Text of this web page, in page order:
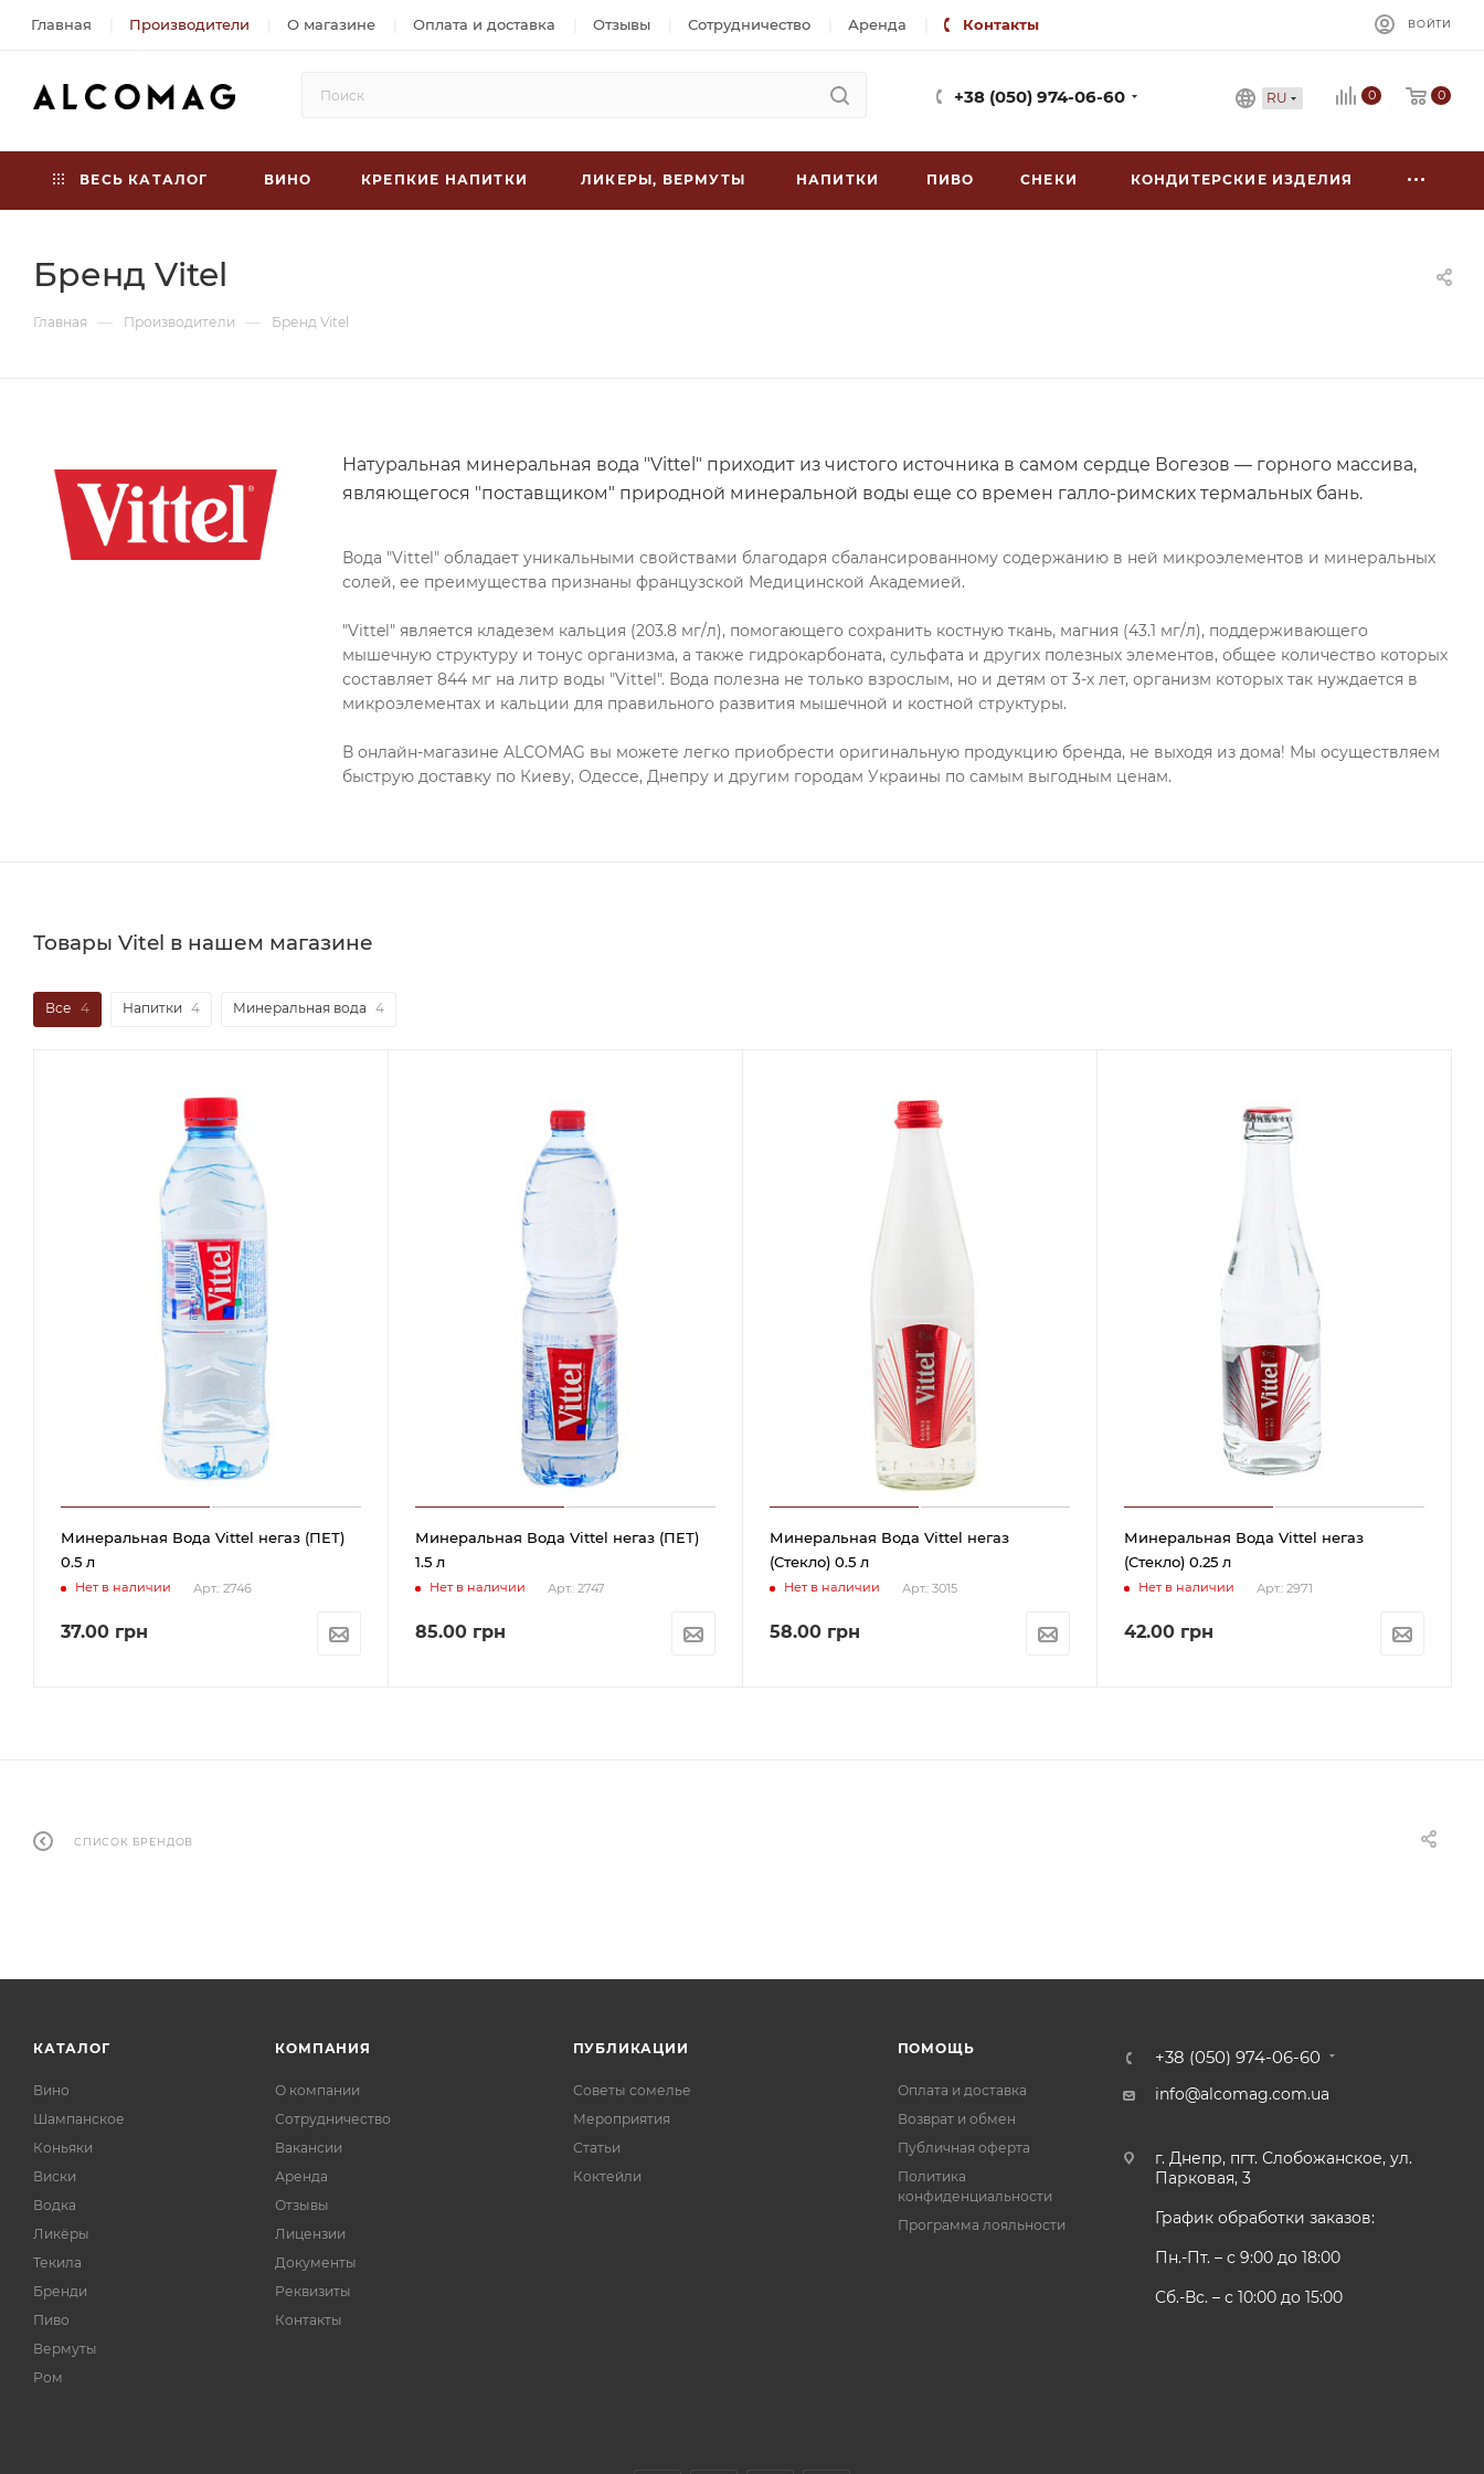
Главная Производители О магазине Оплата и доставка Отзывы Сотрудничество Аренда Контакты ВОЙТИ
+38 (050) 974-06-60 RU 0 0
ВЕСЬ КАТАЛОГ ВИНО КРЕПКИЕ НАПИТКИ ЛИКЕРЫ, ВЕРМУТЫ НАПИТКИ ПИВО СНЕКИ КОНДИТЕРСКИЕ ИЗДЕЛИЯ
Бренд Vitel
Главная — Производители — Бренд Vitel
Натуральная минеральная вода "Vittel" приходит из чистого источника в самом сердце Вогезов — горного массива,
являющегося "поставщиком" природной минеральной воды еще со времен галло-римских термальных бань.
Вода "Vittel" обладает уникальными свойствами благодаря сбалансированному содержанию в ней микроэлементов и минеральных
солей, ее преимущества признаны французской Медицинской Академией.
"Vittel" является кладезем кальция (203.8 мг/л), помогающего сохранить костную ткань, магния (43.1 мг/л), поддерживающего
мышечную структуру и тонус организма, а также гидрокарбоната, сульфата и других полезных элементов, общее количество которых
составляет 844 мг на литр воды "Vittel". Вода полезна не только взрослым, но и детям от 3-х лет, организм которых так нуждается в
микроэлементах и кальции для правильного развития мышечной и костной структуры.
В онлайн-магазине ALCOMAG вы можете легко приобрести оригинальную продукцию бренда, не выходя из дома! Мы осуществляем
быструю доставку по Киеву, Одессе, Днепру и другим городам Украины по самым выгодным ценам.
Товары Vitel в нашем магазине
Все 4 Напитки 4 Минеральная вода 4
Минеральная Вода Vittel негаз (ПЕТ)
0.5 л
Нет в наличии Арт.: 2746
37.00 грн
Минеральная Вода Vittel негаз (ПЕТ)
1.5 л
Нет в наличии Арт.: 2747
85.00 грн
Минеральная Вода Vittel негаз
(Cтекло) 0.5 л
Нет в наличии Арт.: 3015
58.00 грн
Минеральная Вода Vittel негаз
(Cтекло) 0.25 л
Нет в наличии Арт.: 2971
42.00 грн
СПИСОК БРЕНДОВ
КАТАЛОГ
Вино
Шампанское
Коньяки
Виски
Водка
Ликёры
Текила
Бренди
Пиво
Вермуты
Ром
КОМПАНИЯ
О компании
Сотрудничество
Вакансии
Аренда
Отзывы
Лицензии
Документы
Реквизиты
Контакты
ПУБЛИКАЦИИ
Советы сомелье
Мероприятия
Статьи
Коктейли
ПОМОЩЬ
Оплата и доставка
Возврат и обмен
Публичная оферта
Политика
конфиденциальности
Программа лояльности
+38 (050) 974-06-60
info@alcomag.com.ua
г. Днепр, пгт. Слобожанское, ул.
Парковая, 3
График обработки заказов:
Пн.-Пт. – с 9:00 до 18:00
Сб.-Вс. – с 10:00 до 15:00